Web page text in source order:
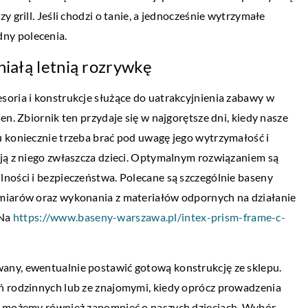
grill. Jeśli chodzi o tanie, a jednocześnie wytrzymałe
polecenia.
letnią rozrywkę
i konstrukcje służące do uatrakcyjnienia zabawy w
Zbiornik ten przydaje się w najgorętsze dni, kiedy nasze
trzeba brać pod uwagę jego wytrzymałość i
niego zwłaszcza dzieci. Optymalnym rozwiązaniem są
i bezpieczeństwa. Polecane są szczególnie baseny
oraz wykonania z materiałów odpornych na działanie
https://www.baseny-warszawa.pl/intex-prism-frame-c-
ewentualnie postawić gotową konstrukcję ze sklepu.
rodzinnych lub ze znajomymi, kiedy oprócz prowadzenia
– jak ją wybrać?
wymarzony model
w jej głowie
pomysły nie
Wyraź swoją miłość poprzez oryginalne
obrączki
Staranne i odpowiednio wcześnie
zaplanowane przygotowania do ślubu
gwarantują nie tylko zadowolenie pary